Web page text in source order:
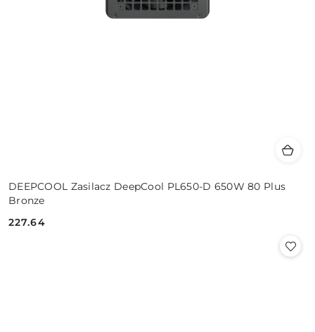
DEEPCOOL Zasilacz DeepCool PL650-D 650W 80 Plus
Bronze
Cena:
227.64